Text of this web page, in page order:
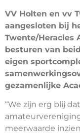
VV Holten en vv
aangesloten bij
Twente/Heracles
besturen van
eigen
gezamenlijke
“We zijn erg blij
meerwaarde